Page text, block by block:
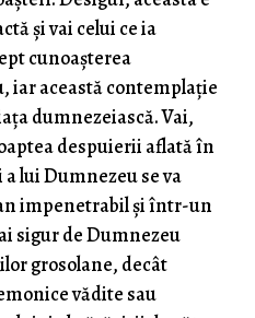
şi vai celui ce ia
cunoaşterea
iar această contemplaţie
dumnezeiască. Vai,
despuierii aflată în
lui Dumnezeu se va
impenetrabil şi într-un
sigur de Dumnezeu
grosolane, decât
vădite sau